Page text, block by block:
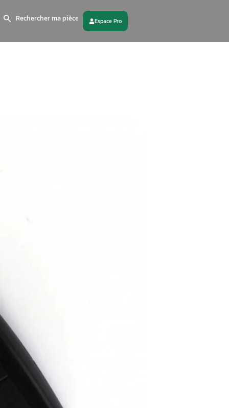
Contactez - nous
Search
for: